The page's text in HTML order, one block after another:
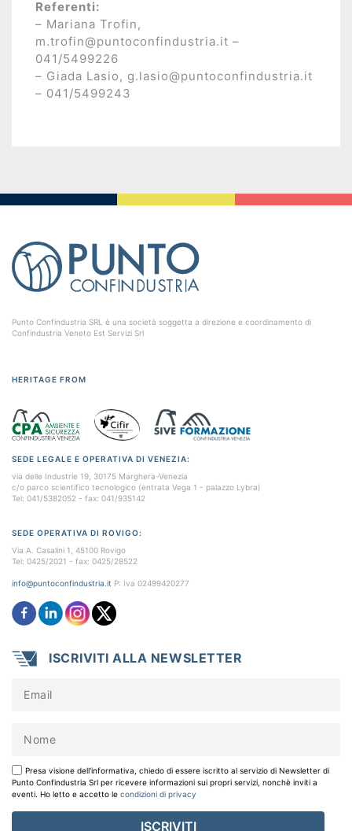
Referenti:
– Mariana Trofin,
m.trofin@puntoconfindustria.it –
041/5499226
– Giada Lasio, g.lasio@puntoconfindustria.it
– 041/5499243
Punto Confindustria SRL è una società soggetta a direzione e coordinamento di
Confindustria Veneto Est Servizi Srl
HERITAGE FROM
SEDE LEGALE E OPERATIVA DI VENEZIA:
via delle Industrie 19, 30175 Marghera-Venezia
c/o parco scientifico tecnologico (entrata Vega 1 - palazzo Lybra)
Tel: 041/5382052 - fax: 041/935142
SEDE OPERATIVA DI ROVIGO:
Via A. Casalini 1, 45100 Rovigo
Tel: 0425/2021 - fax: 0425/28522
info@puntoconfindustria.it P: Iva 02499420277
ISCRIVITI ALLA NEWSLETTER
Presa visione dell'informativa, chiedo di essere iscritto al servizio di Newsletter di
Punto Confindustria Srl per ricevere informazioni sui propri servizi, nonchè inviti a
eventi. Ho letto e accetto le condizioni di privacy